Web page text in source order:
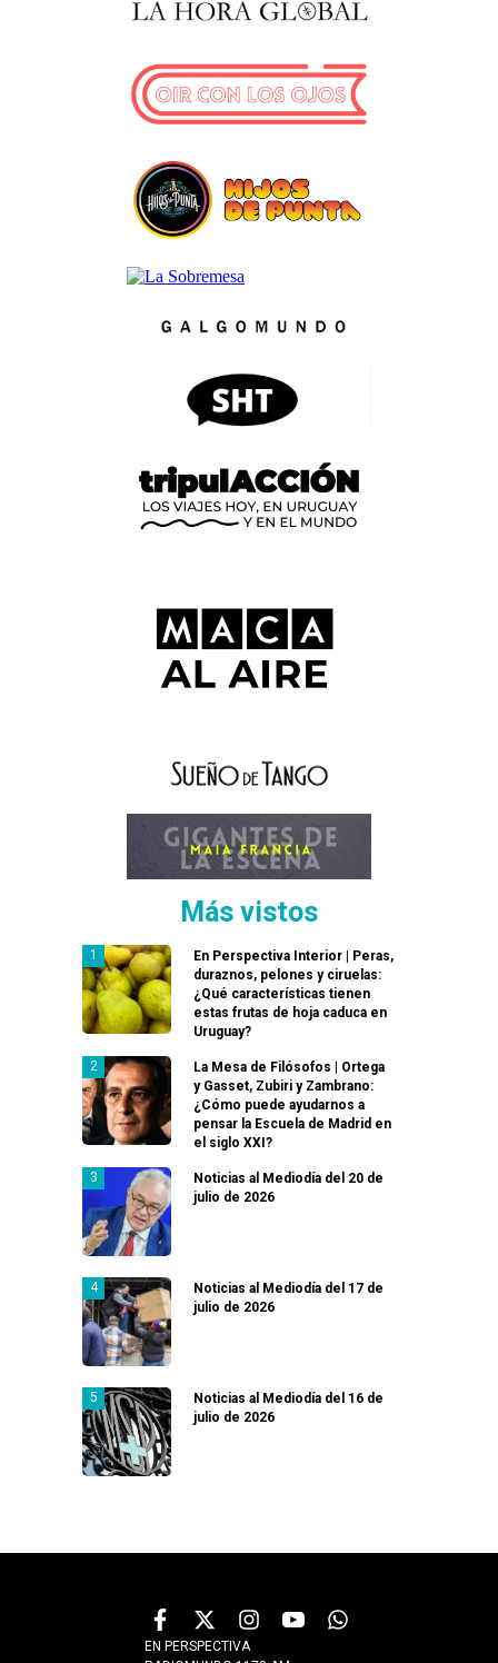
Más vistos
En Perspectiva Interior | Peras,
duraznos, pelones y ciruelas:
¿Qué características tienen
estas frutas de hoja caduca en
Uruguay?
La Mesa de Filósofos | Ortega
y Gasset, Zubiri y Zambrano:
¿Cómo puede ayudarnos a
pensar la Escuela de Madrid en
el siglo XXI?
Noticias al Mediodía del 20 de
julio de 2026
Noticias al Mediodía del 17 de
julio de 2026
Noticias al Mediodía del 16 de
julio de 2026
EN PERSPECTIVA